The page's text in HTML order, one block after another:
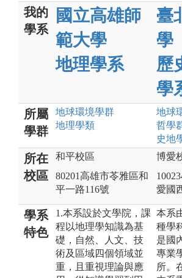
我的
學系
國立高雄師
範大學
地理學系
臺
學
歷
學
所屬
學群
地球環境學群
地理學類
地球
哲學
史地
所在
校區
和平校區
80201高雄市苓雅區和
平一路116號
博愛
愛國
學系
特色
1.本系設於文學院，課
程以地理學知識為基
礎，自然、人文、技
術及區域四個領域並
重，且重視理論與應
本系
種學
是國
專業
所。